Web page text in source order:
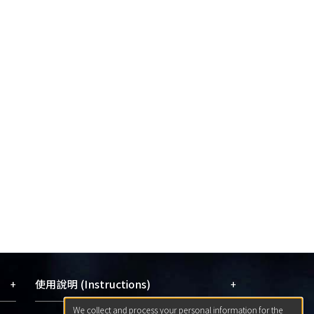
+ 使用說明 (Instructions) +
We collect and process your personal information for the